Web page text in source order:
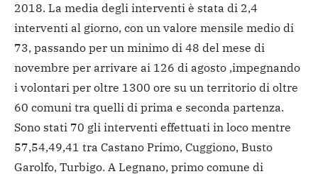
2018. La media degli interventi è stata di 2,4
interventi al giorno, con un valore mensile medio di
73, passando per un minimo di 48 del mese di
novembre per arrivare ai 126 di agosto ,impegnando
i volontari per oltre 1300 ore su un territorio di oltre
60 comuni tra quelli di prima e seconda partenza.
Sono stati 70 gli interventi effettuati in loco mentre
57,54,49,41 tra Castano Primo, Cuggiono, Busto
Garolfo, Turbigo. A Legnano, primo comune di